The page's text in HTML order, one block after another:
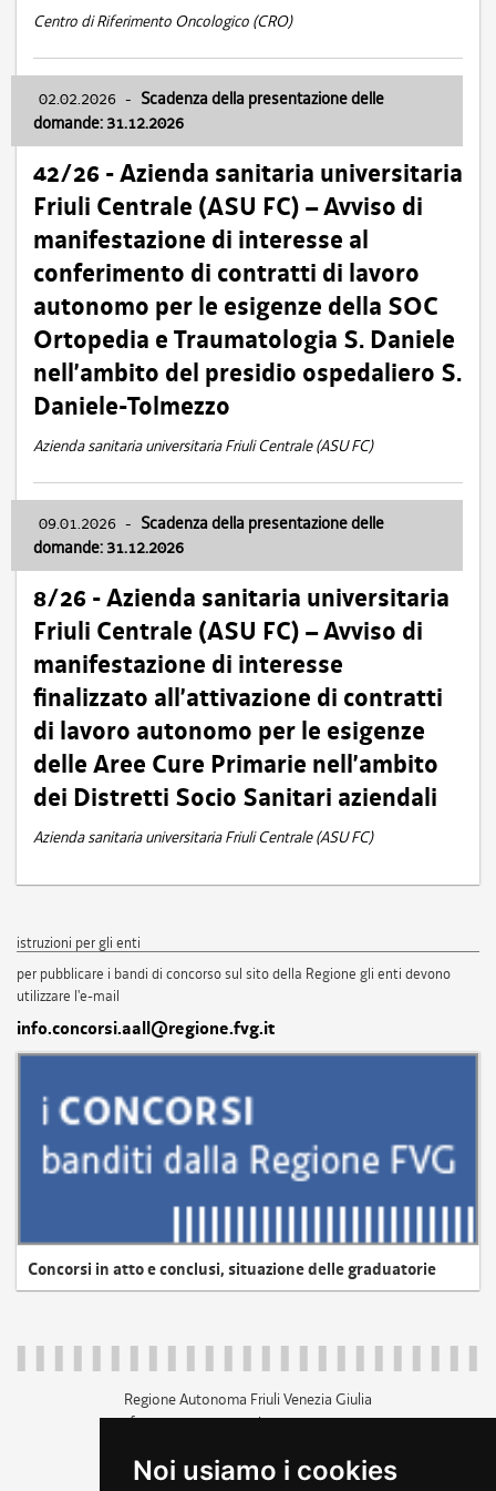
Noi usiamo i cookies
Centro di Riferimento Oncologico (CRO)
02.02.2026 - Scadenza della presentazione delle
domande: 31.12.2026
42/26 - Azienda sanitaria universitaria
Friuli Centrale (ASU FC) – Avviso di
manifestazione di interesse al
conferimento di contratti di lavoro
autonomo per le esigenze della SOC
Ortopedia e Traumatologia S. Daniele
nell’ambito del presidio ospedaliero S.
Daniele-Tolmezzo
Azienda sanitaria universitaria Friuli Centrale (ASU FC)
09.01.2026 - Scadenza della presentazione delle
domande: 31.12.2026
8/26 - Azienda sanitaria universitaria
Friuli Centrale (ASU FC) – Avviso di
manifestazione di interesse
finalizzato all’attivazione di contratti
di lavoro autonomo per le esigenze
delle Aree Cure Primarie nell’ambito
dei Distretti Socio Sanitari aziendali
Azienda sanitaria universitaria Friuli Centrale (ASU FC)
istruzioni per gli enti
per pubblicare i bandi di concorso sul sito della Regione gli enti devono
utilizzare l'e-mail
info.concorsi.aall@regione.fvg.it
Concorsi in atto e conclusi, situazione delle graduatorie
Regione Autonoma Friuli Venezia Giulia
c.f. 80014930327; p.iva 00526040324
+39 040 3771111